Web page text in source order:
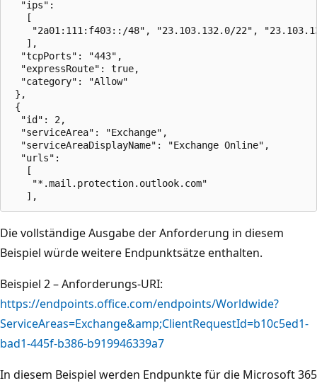
  "ips":
   [
"2a01:111:f403::/48", "23.103.132.0/22",
   ],
  "tcpPorts": "443",
  "expressRoute": true,
  "category": "Allow"
},
{
  "id": 2,
  "serviceArea": "Exchange",
  "serviceAreaDisplayName": "Exchange Online",
  "urls":
   [
    "*.mail.protection.outlook.com"
Die vollständige Ausgabe der Anforderung in diesem
Beispiel würde weitere Endpunktsätze enthalten.
Beispiel 2 – Anforderungs-URI:
https://endpoints.office.com/endpoints/Worldwide?
ServiceAreas=Exchange&amp;ClientRequestId=b10c5ed1-
bad1-445f-b386-b919946339a7
In diesem Beispiel werden Endpunkte für die Microsoft 365